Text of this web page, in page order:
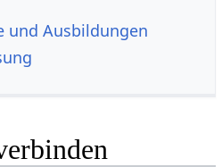
und Ausbildungen